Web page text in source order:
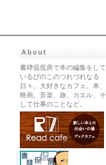
About
書肆侃侃房で本の編集をして
いるぴのこのつれづれなる
日々。大好きなカフェ、本、
映画、音楽、旅、カエル、そ
して仕事のことなど。